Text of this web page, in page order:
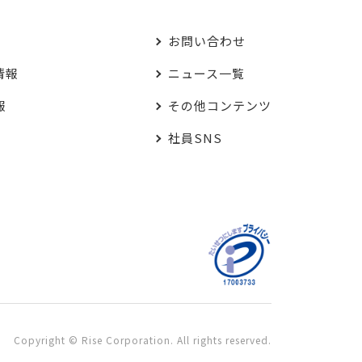
報
お問い合わせ
ニュース一覧
その他コンテンツ
社員SNS
Copyright © Rise Corporation. All rights reserved.